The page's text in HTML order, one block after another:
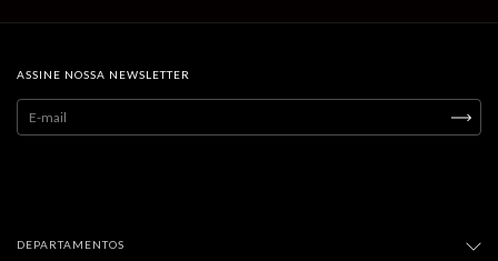
ASSINE NOSSA NEWSLETTER
DEPARTAMENTOS